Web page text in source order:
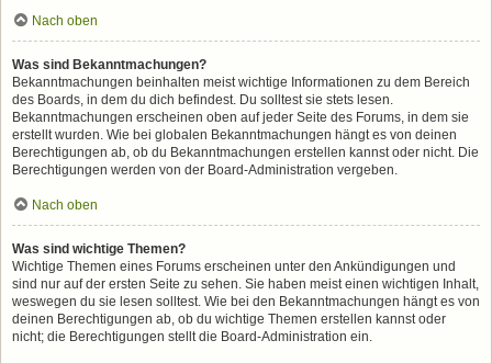
Nach oben
Was sind Bekanntmachungen?
Bekanntmachungen beinhalten meist wichtige Informationen zu dem Bereich
des Boards, in dem du dich befindest. Du solltest sie stets lesen.
Bekanntmachungen erscheinen oben auf jeder Seite des Forums, in dem sie
erstellt wurden. Wie bei globalen Bekanntmachungen hängt es von deinen
Berechtigungen ab, ob du Bekanntmachungen erstellen kannst oder nicht. Die
Berechtigungen werden von der Board-Administration vergeben.
Nach oben
Was sind wichtige Themen?
Wichtige Themen eines Forums erscheinen unter den Ankündigungen und
sind nur auf der ersten Seite zu sehen. Sie haben meist einen wichtigen Inhalt,
weswegen du sie lesen solltest. Wie bei den Bekanntmachungen hängt es von
deinen Berechtigungen ab, ob du wichtige Themen erstellen kannst oder
nicht; die Berechtigungen stellt die Board-Administration ein.